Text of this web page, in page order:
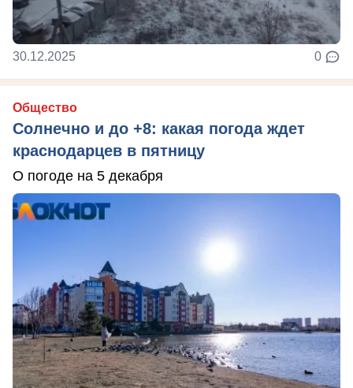
30.12.2025 0
Общество
Солнечно и до +8: какая погода ждет
краснодарцев в пятницу
О погоде на 5 декабря